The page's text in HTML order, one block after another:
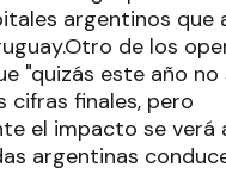
argentinos que
de los
"quizás este año no
cifras finales, pero
el impacto se verá
argentinas